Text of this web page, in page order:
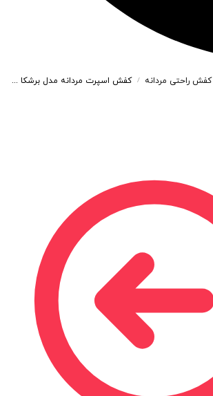
کفش راحتی مردانه / کفش اسپرت مردانه مدل برشکا BERESHKA رنگ سفید کد 7720